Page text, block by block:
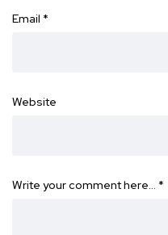
Email *
Website
Write your comment here… *